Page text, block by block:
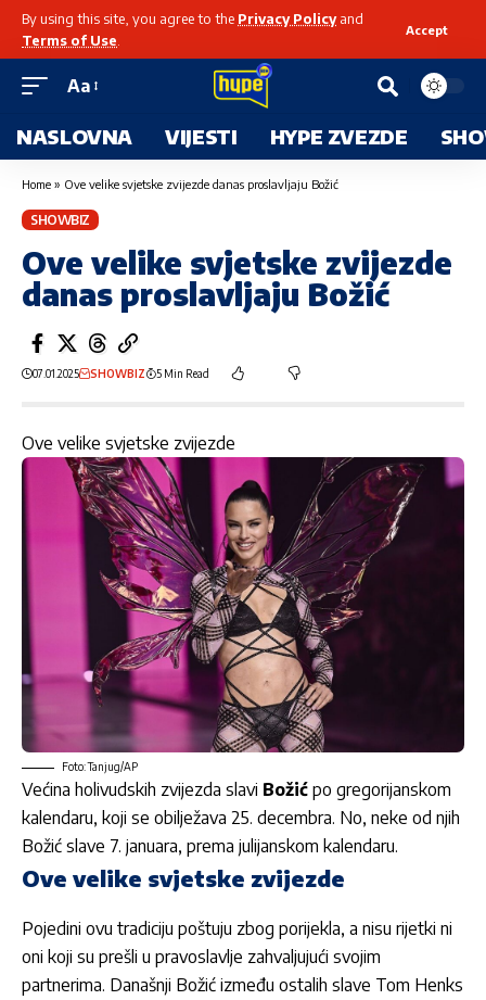
By using this site, you agree to the Privacy Policyand
Terms of Use
Accept
Aa
NASLOVNA VIJESTI HYPE ZVEZDE
Home » Ove velike svjetske zvijezde danas proslavljaju Božić
SHOWBIZ
Ove velike svjetske zvijezde
danas proslavljaju Božić
07.01.2025 SHOWBIZ 5 Min Read
Ove velike svjetske zvijezde
Foto: Tanjug/AP
Većina holivudskih zvijezda slavi Božić po gregorijanskom
kalendaru, koji se obilježava 25. decembra. No, neke od njih
Božić slave 7. januara, prema julijanskom kalendaru.
Ove velike svjetske zvijezde
Pojedini ovu tradiciju poštuju zbog porijekla, a nisu rijetki ni
oni koji su prešli u pravoslavlje zahvaljujući svojim
partnerima. Današnji Božić između ostalih slave Tom Henks